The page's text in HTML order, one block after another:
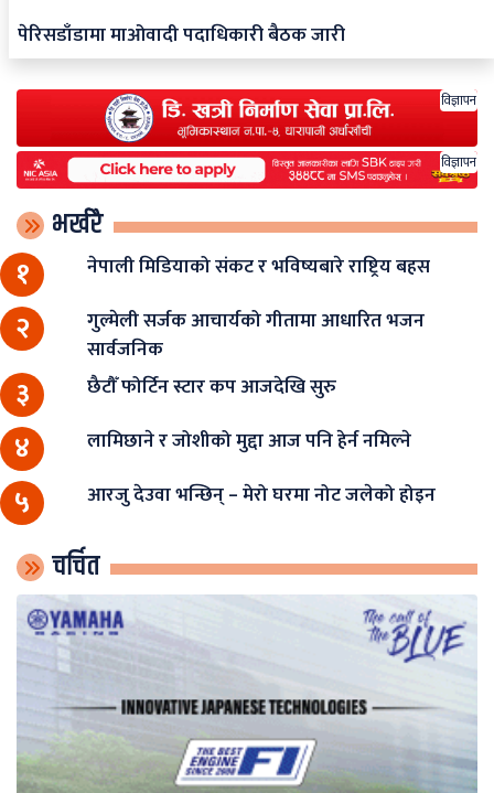
पेरिसडाँडामा माओवादी पदाधिकारी बैठक जारी
विज्ञापन
विज्ञापन
भर्खरै
१ नेपाली मिडियाको संकट र भविष्यबारे राष्ट्रिय बहस
२
गुल्मेली सर्जक आचार्यको गीतामा आधारित भजन
सार्वजनिक
३ छैटौँ फोर्टिन स्टार कप आजदेखि सुरु
४ लामिछाने र जोशीको मुद्दा आज पनि हेर्न नमिल्ने
५ आरजु देउवा भन्छिन् – मेरो घरमा नोट जलेको होइन
चर्चित